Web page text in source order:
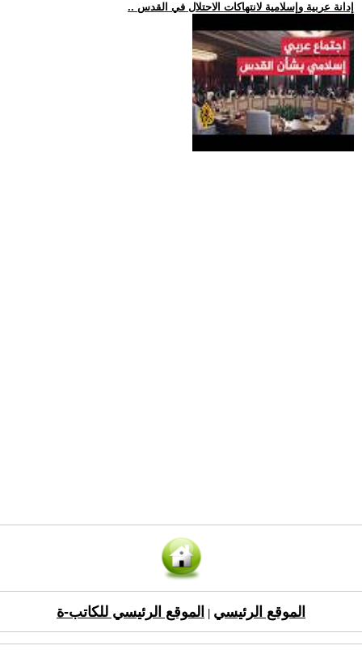
.. إدانة عربية وإسلامية لانتهاكات الاحتلال في القدس
الموقع الرئيسي الموقع الرئيسي للكاتب-ة